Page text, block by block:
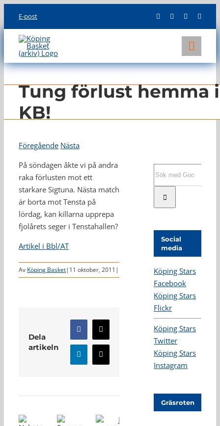
content
E-post
KLUBBEN
LAG
INFO
Tung förlust hemma i
KB!
Föregående Nästa
På söndagen åkte vi på andra
raka förlusten mot ett
starkare Sigtuna. Nästa match
är borta mot Tensta på
lördag, kan killarna upprepa
fjolårets seger i Tenstahallen?
Artikel i Bbl/AT
Av Köping Basket| 11 oktober, 2011 |
Dela
artikeln
Facebook
X
LinkedInE-
post
Social
media
Köping Stars
Facebook
Köping Stars
Flickr
Köping Stars
Twitter
Köping Stars
Instagram
Gräsroten